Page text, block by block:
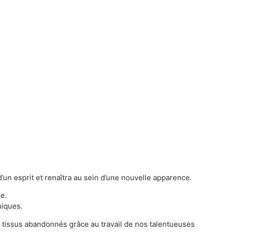
esprit et renaîtra au sein d’une nouvelle apparence.
abandonnés grâce au travail de nos talentueuses